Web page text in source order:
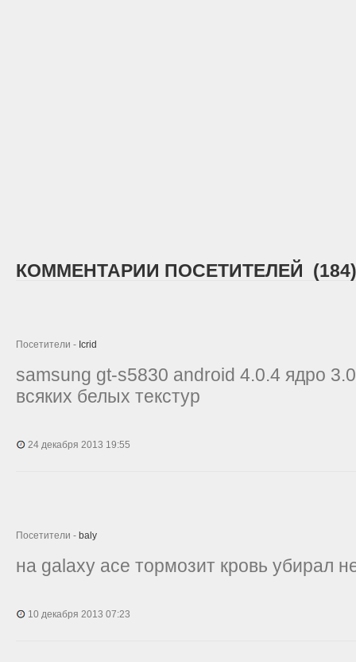
КОММЕНТАРИИ ПОСЕТИТЕЛЕЙ (184)
Посетители - Icrid
samsung gt-s5830 android 4.0.4 ядро
всяких белых текстур
24 декабря 2013 19:55
Посетители - baly
на galaxy ace тормозит кровь убирал
10 декабря 2013 07:23